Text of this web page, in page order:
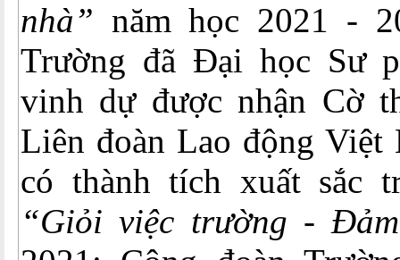
nhà” năm học 2021 -
Trường đã Đại học Sư
vinh dự được nhận Cờ
Liên đoàn Lao động
có thành tích xuất sắc
“Giỏi việc trường -